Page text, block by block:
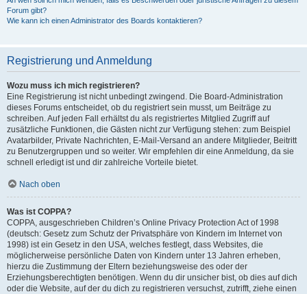
Forum gibt?
Wie kann ich einen Administrator des Boards kontaktieren?
Registrierung und Anmeldung
Wozu muss ich mich registrieren?
Eine Registrierung ist nicht unbedingt zwingend. Die Board-Administration
dieses Forums entscheidet, ob du registriert sein musst, um Beiträge zu
schreiben. Auf jeden Fall erhältst du als registriertes Mitglied Zugriff auf
zusätzliche Funktionen, die Gästen nicht zur Verfügung stehen: zum Beispiel
Avatarbilder, Private Nachrichten, E-Mail-Versand an andere Mitglieder, Beitritt
zu Benutzergruppen und so weiter. Wir empfehlen dir eine Anmeldung, da sie
schnell erledigt ist und dir zahlreiche Vorteile bietet.
Nach oben
Was ist COPPA?
COPPA, ausgeschrieben Children’s Online Privacy Protection Act of 1998
(deutsch: Gesetz zum Schutz der Privatsphäre von Kindern im Internet von
1998) ist ein Gesetz in den USA, welches festlegt, dass Websites, die
möglicherweise persönliche Daten von Kindern unter 13 Jahren erheben,
hierzu die Zustimmung der Eltern beziehungsweise des oder der
Erziehungsberechtigten benötigen. Wenn du dir unsicher bist, ob dies auf dich
oder die Website, auf der du dich zu registrieren versuchst, zutrifft, ziehe einen